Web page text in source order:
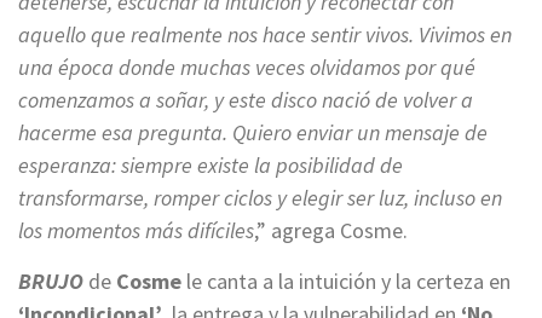
aquello que realmente nos hace sentir vivos. Vivimos en
una época donde muchas veces olvidamos por qué
comenzamos a soñar, y este disco nació de volver a
hacerme esa pregunta. Quiero enviar un mensaje de
esperanza: siempre existe la posibilidad de
transformarse, romper ciclos y elegir ser luz, incluso en
los momentos más difíciles,” agrega Cosme.
BRUJO de Cosme le canta a la intuición y la certeza en